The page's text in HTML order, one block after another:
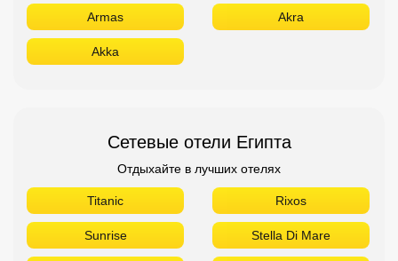
Armas Akra
Akka
Сетевые отели Египта
Отдыхайте в лучших отелях
Titanic Rixos
Sunrise Stella Di Mare